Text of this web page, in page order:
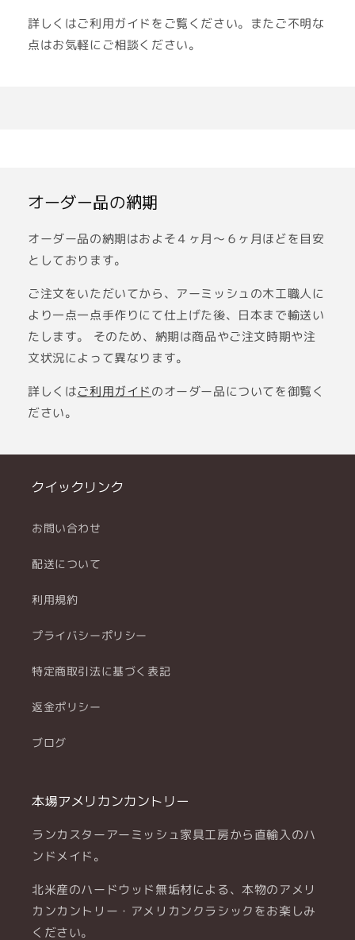
詳しくはご利用ガイドをご覧ください。またご不明な
点はお気軽にご相談ください。
オーダー品の納期
オーダー品の納期はおよそ４ヶ月〜６ヶ月ほどを目安
としております。
ご注文をいただいてから、アーミッシュの木工職人に
より一点一点手作りにて仕上げた後、日本まで輸送い
たします。 そのため、納期は商品やご注文時期や注
文状況によって異なります。
詳しくはご利用ガイドのオーダー品についてを御覧く
ださい。
クイックリンク
お問い合わせ
配送について
利用規約
プライバシーポリシー
特定商取引法に基づく表記
返金ポリシー
ブログ
本場アメリカンカントリー
ランカスターアーミッシュ家具工房から直輸入のハ
ンドメイド。
北米産のハードウッド無垢材による、本物のアメリ
カンカントリー・アメリカンクラシックをお楽しみ
ください。